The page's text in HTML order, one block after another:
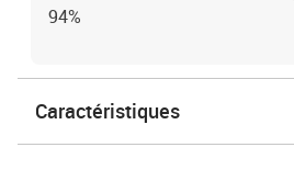
94%
Caractéristiques